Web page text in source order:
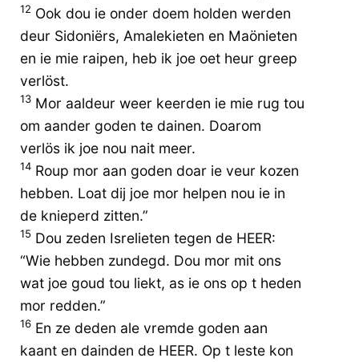
12 Ook dou ie onder doem holden werden
deur Sidoniërs, Amalekieten en Maönieten
en ie mie raipen, heb ik joe oet heur greep
verlöst.
13 Mor aaldeur weer keerden ie mie rug tou
om aander goden te dainen. Doarom
verlös ik joe nou nait meer.
14 Roup mor aan goden doar ie veur kozen
hebben. Loat dij joe mor helpen nou ie in
de knieperd zitten.”
15 Dou zeden Isrelieten tegen de HEER:
“Wie hebben zundegd. Dou mor mit ons
wat joe goud tou liekt, as ie ons op t heden
mor redden.”
16 En ze deden ale vremde goden aan
kaant en dainden de HEER. Op t leste kon